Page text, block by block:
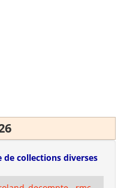
de collections diverses